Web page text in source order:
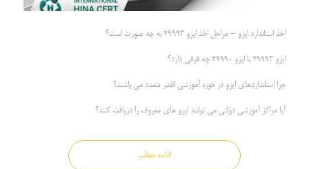
اخذ استاندارد ایزو – مراحل اخذ ایزو 29993 به چه صورت است؟
ایزو 29993 با ایزو 29990 چه فرقی دارد؟
چرا استانداردهای ایزو در حوزه آموزشی انقدر متعدد می باشند؟
آیا مراکز آموزشی دولتی می توانند ایزو های معروف را دریافت کنند؟
ادامه مطلب